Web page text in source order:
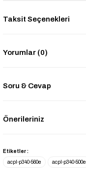
Taksit Seçenekleri
Yorumlar (0)
Soru & Cevap
Önerileriniz
Etiketler :
acpl-p340-560e
acpl-p340-500e